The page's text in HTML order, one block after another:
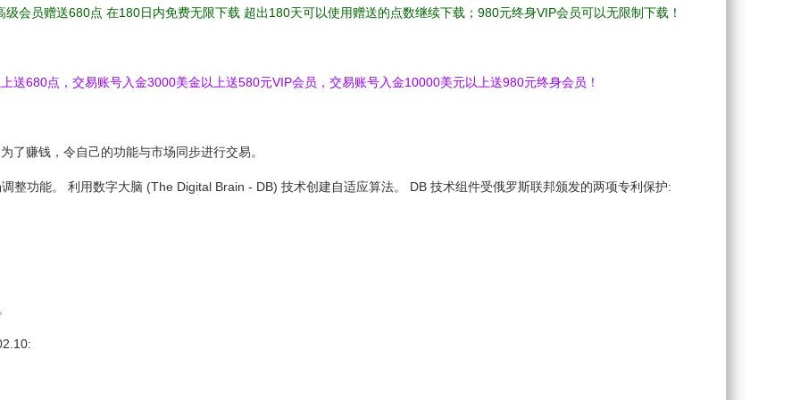
会员赠送680点 在180日内免费无限下载 超出180天可以使用赠送的点数继续下载；980元终身VIP会员可以无限制下载！
送680点，交易账号入金3000美金以上送580元VIP会员，交易账号入金10000美元以上送980元终身会员！
赚钱，令自己的功能与市场同步进行交易。
整功能。 利用数字大脑 (The Digital Brain - DB) 技术创建自适应算法。 DB 技术组件受俄罗斯联邦颁发的两项专利保护: